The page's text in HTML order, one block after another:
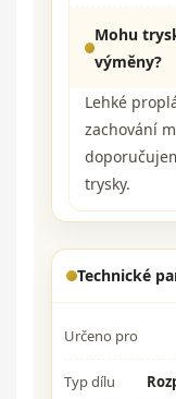
Mohu
výměny?
Lehké
zachování
trysky.
Technické
Určeno pro
Typ dílu